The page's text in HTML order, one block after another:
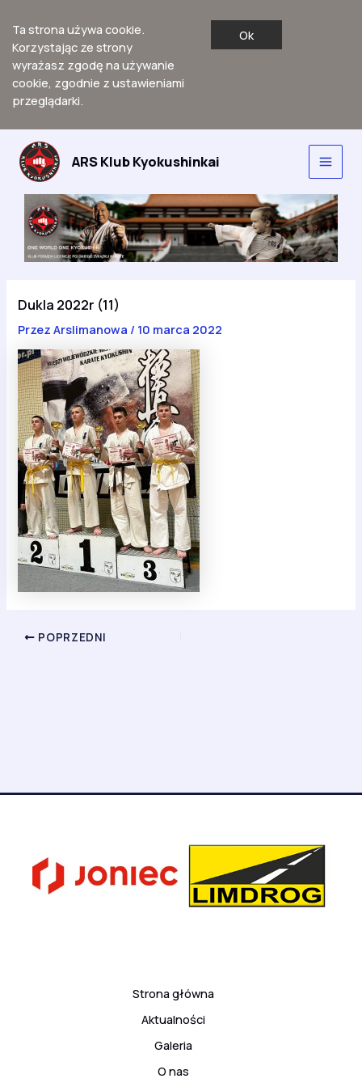
Ta strona używa cookie.
Korzystając ze strony
wyrażasz zgodę na używanie
cookie, zgodnie z ustawieniami
przeglądarki.
Ok
Przejdź
treści
ARS Klub Kyokushinkai
Main
Dukla 2022r (11)
PrzezArslimanowa / 10 marca 2022
POPRZEDNI
Strona główna
Aktualności
Galeria
O nas